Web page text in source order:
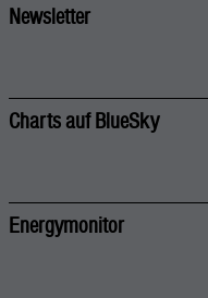
Newsletter
Charts auf BlueSky
Energymonitor